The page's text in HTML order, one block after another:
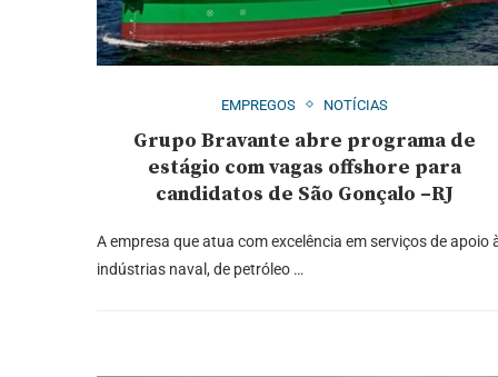
EMPREGOS NOTÍCIAS
Grupo Bravante abre programa de
estágio com vagas offshore para
candidatos de São Gonçalo –RJ
A empresa que atua com excelência em serviços de apoio
indústrias naval, de petróleo …